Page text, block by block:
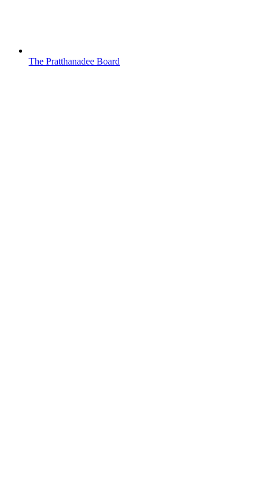
The Pratthanadee Board